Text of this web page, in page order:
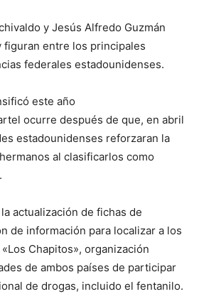
y Jesús Alfredo Guzmán
entre los principales
federales estadounidenses.
este año
ocurre después de que, en abril
estadounidenses reforzaran la
al clasificarlos como
actualización de fichas de
de información para localizar a los
Chapitos», organización
de ambos países de participar
de drogas, incluido el fentanilo.